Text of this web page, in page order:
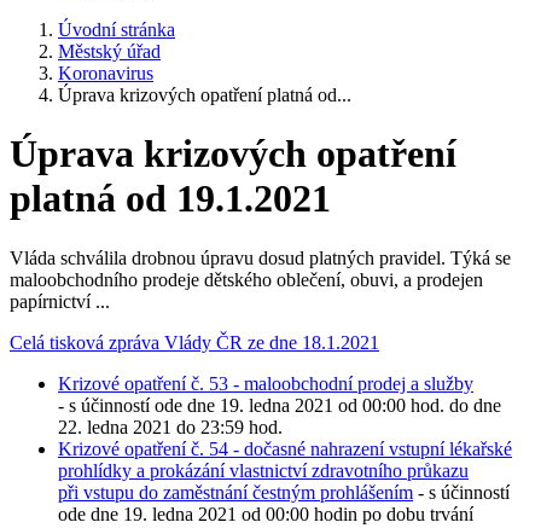
Úvodní stránka
Městský úřad
Koronavirus
Úprava krizových opatření platná od...
Úprava krizových opatření
platná od 19.1.2021
Vláda schválila drobnou úpravu dosud platných pravidel. Týká se
maloobchodního prodeje dětského oblečení, obuvi, a prodejen
papírnictví ...
Celá tisková zpráva Vlády ČR ze dne 18.1.2021
Krizové opatření č. 53 - maloobchodní prodej a služby
- s účinností ode dne 19. ledna 2021 od 00:00 hod. do dne
22. ledna 2021 do 23:59 hod.
Krizové opatření č. 54 - dočasné nahrazení vstupní lékařské
prohlídky a prokázání vlastnictví zdravotního průkazu
při vstupu do zaměstnání čestným prohlášením - s účinností
ode dne 19. ledna 2021 od 00:00 hodin po dobu trvání